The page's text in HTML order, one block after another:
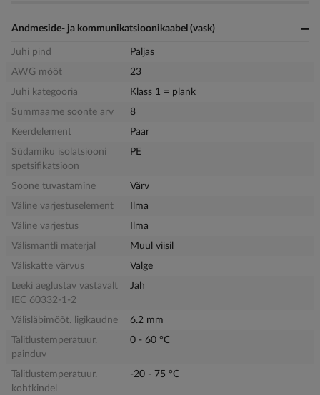
Andmeside- ja kommunikatsioonikaabel (vask)
Juhi pind
Paljas
AWG mõõt
23
Juhi kategooria
Klass 1 = plank
Summaarne soonte arv
8
Keerdelement
Paar
Südamiku isolatsiooni
spetsifikatsioon
PE
Soone tuvastamine
Värv
Väline varjestuselement
Ilma
Väline varjestus
Ilma
Välismantli materjal
Muul viisil
Väliskatte värvus
Valge
Leeki aeglustav vastavalt
IEC 60332-1-2
Jah
Välisläbimõõt. ligikaudne
6.2 mm
Talitlustemperatuur.
painduv
0 - 60 °C
Talitlustemperatuur.
kohtkindel
-20 - 75 °C